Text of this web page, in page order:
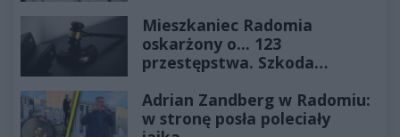
Mieszkaniec Radomia
oskarżony o... 123
przestępstwa. Szkoda
złotych
Adrian Zandberg w Radomiu:
w stronę posła poleciały